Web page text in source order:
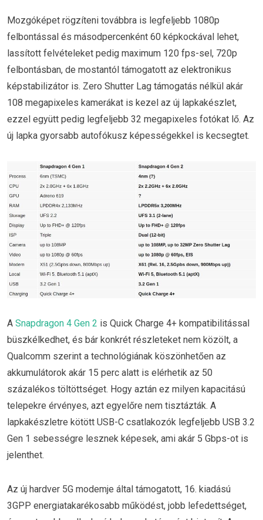
Mozgóképet rögzíteni továbbra is legfeljebb 1080p
felbontással és másodpercenként 60 képkockával lehet,
lassított felvételeket pedig maximum 120 fps-sel, 720p
felbontásban, de mostantól támogatott az elektronikus
képstabilizátor is. Zero Shutter Lag támogatás nélkül akár
108 megapixeles kamerákat is kezel az új lapkakészlet,
ezzel együtt pedig legfeljebb 32 megapixeles fotókat lő. Az
új lapka gyorsabb autofókusz képességekkel is kecsegtet.
A Snapdragon 4 Gen 2 is Quick Charge 4+ kompatibilitással
büszkélkedhet, és bár konkrét részleteket nem közölt, a
Qualcomm szerint a technológiának köszönhetően az
akkumulátorok akár 15 perc alatt is elérhetik az 50
százalékos töltöttséget. Hogy aztán ez milyen kapacitású
telepekre érvényes, azt egyelőre nem tisztázták. A
lapkakészletre kötött USB-C csatlakozók legfeljebb USB 3.2
Gen 1 sebességre lesznek képesek, ami akár 5 Gbps-ot is
jelenthet.
Az új hardver 5G modemje által támogatott, 16. kiadású
3GPP energiatakarékosabb működést, jobb lefedettséget,